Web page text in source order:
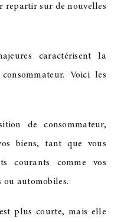
repartir sur de nouvelles
caractérisent la
Voici les
de consommateur,
biens, tant que vous
courants comme vos
ou automobiles.
plus courte, mais elle